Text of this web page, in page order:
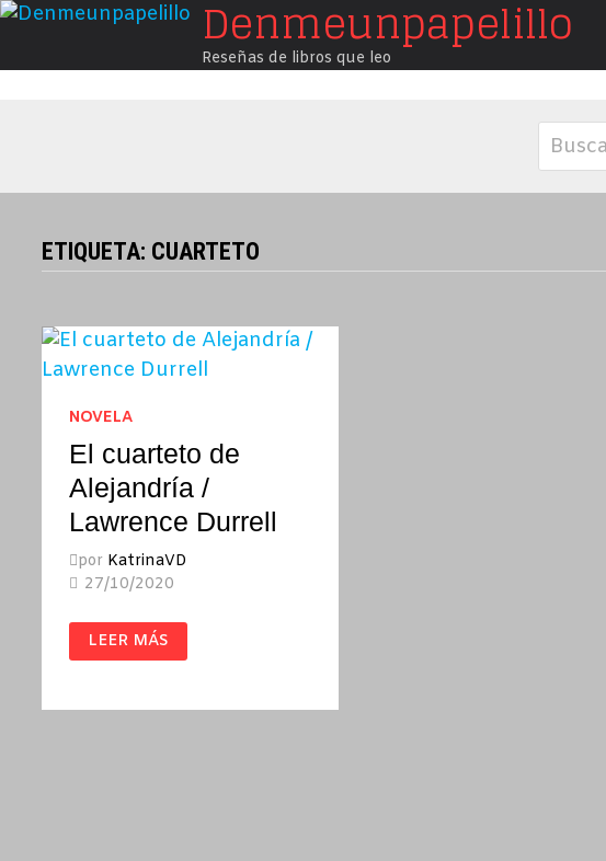
Saltar
contenido
Denmeunpapelillo
Reseñas de libros que leo
Buscar:
ETIQUETA: CUARTETO
NOVELA
El cuarteto de
Alejandría /
Lawrence Durrell
por KatrinaVD
27/10/2020
EL
CUARTETO
DE
LAWRENCE
LEER MÁS